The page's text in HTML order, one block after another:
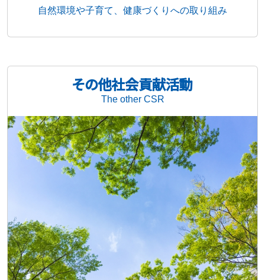
自然環境や子育て、健康づくりへの取り組み
その他社会貢献活動
The other CSR